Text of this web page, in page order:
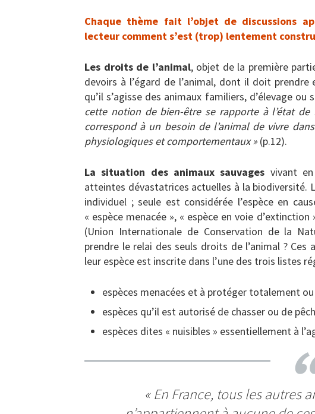
Chaque thème fait l’objet de discussions
lecteur comment s’est (trop) lentement
Les droits de l’animal, objet de la première
devoirs à l’égard de l’animal, dont il doit
qu’il s’agisse des animaux familiers, d’élevage ou
cette notion de bien-être se rapporte à l’état
correspond à un besoin de l’animal de vivre
physiologiques et comportementaux » (p.12).
La situation des animaux sauvages vivant
atteintes dévastatrices actuelles à la biodiversité.
individuel ; seule est considérée l’espèce en
« espèce menacée », « espèce en voie
(Union Internationale de Conservation de la
prendre le relai des seuls droits de l’animal ?
leur espèce est inscrite dans l’une des trois listes
espèces menacées et à protéger totalement
espèces qu’il est autorisé de chasser ou de
espèces dites « nuisibles » essentiellement à
«En France, tous les autres